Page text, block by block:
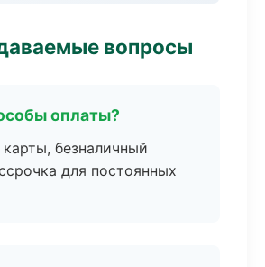
вопросы
оплаты?
безналичный
для постоянных